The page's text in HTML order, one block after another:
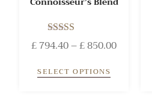
Rated
5.00
£794.40–£850.00
SELECT OPTIONS